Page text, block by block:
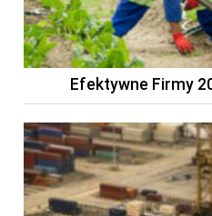
Efektywne Firmy